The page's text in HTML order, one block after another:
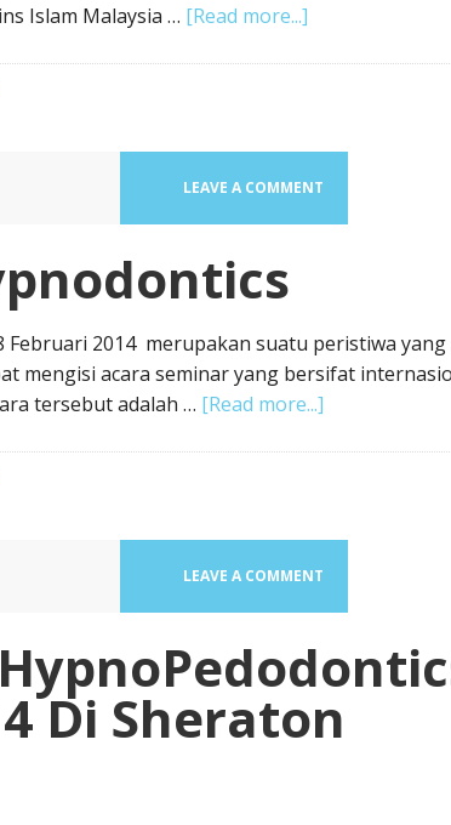
Islam Malaysia … [Read more...]
LEAVE A COMMENT
Februari 2014 merupakan suatu peristiwa
mengisi acara seminar yang bersifat
tersebut adalah … [Read more...]
LEAVE A COMMENT
Di Sheraton